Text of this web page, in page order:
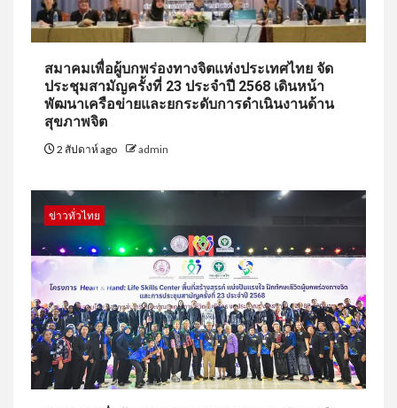
สมาคมเพื่อผู้บกพร่องทางจิตแห่งประเทศไทย จัด
ประชุมสามัญครั้งที่ 23 ประจำปี 2568 เดินหน้า
พัฒนาเครือข่ายและยกระดับการดำเนินงานด้าน
สุขภาพจิต
2 สัปดาห์ ago admin
ข่าวทั่วไทย